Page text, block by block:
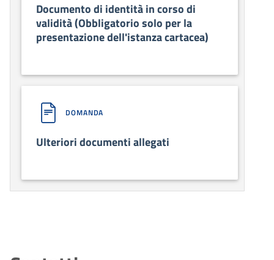
Documento di identità in corso di
validità (Obbligatorio solo per la
presentazione dell'istanza cartacea)
DOMANDA
Ulteriori documenti allegati